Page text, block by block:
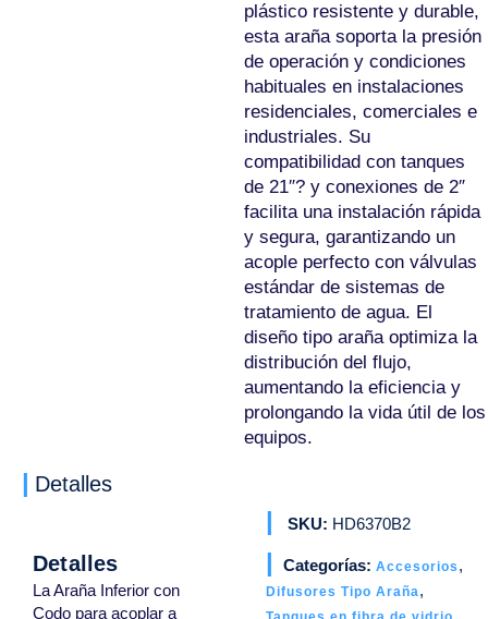
plástico resistente y durable,
esta araña soporta la presión
de operación y condiciones
habituales en instalaciones
residenciales, comerciales e
industriales. Su
compatibilidad con tanques
de 21″? y conexiones de 2″
facilita una instalación rápida
y segura, garantizando un
acople perfecto con válvulas
estándar de sistemas de
tratamiento de agua. El
diseño tipo araña optimiza la
distribución del flujo,
aumentando la eficiencia y
prolongando la vida útil de los
equipos.
Detalles
Detalles
La Araña Inferior con
Codo para acoplar a
SKU: HD6370B2
Categorías: Accesorios ,
Difusores Tipo Araña,